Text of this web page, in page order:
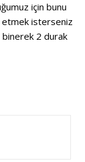
için bunu
etmek isterseniz
binerek 2 durak